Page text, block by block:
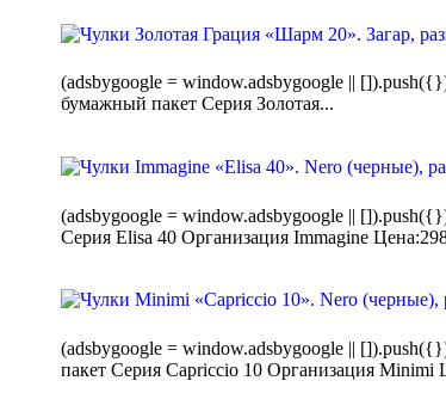
(adsbygoogle = window.adsbygoogle ||
бумажный пакет Серия Золотая...
(adsbygoogle = window.adsbygoogle ||
Серия Elisa 40 Организация Immagine
(adsbygoogle = window.adsbygoogle ||
пакет Серия Capriccio 10 Организация Minimi